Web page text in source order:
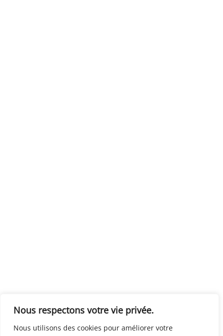
Nous respectons votre vie privée.
Nous utilisons des cookies pour améliorer votre